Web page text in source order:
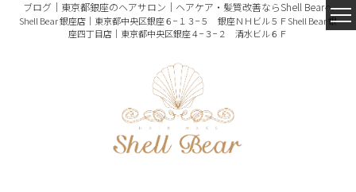
ブログ｜東京都銀座のヘアサロン｜ヘアケア・髪質改善ならShell Bearへ
Shell Bear 銀座店｜東京都中央区銀座６−１３−５ 銀座ＮＨビル５ＦShell Bear 銀
座四丁目店｜東京都中央区銀座４−３−２ 清水ビル６Ｆ